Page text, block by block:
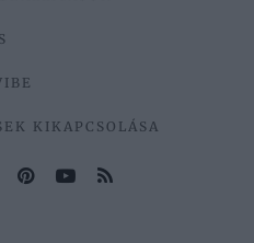
KIKAPCSOLÁSA